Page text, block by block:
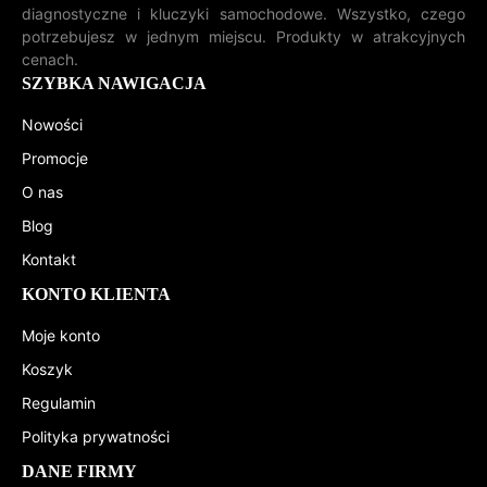
diagnostyczne i kluczyki samochodowe. Wszystko, czego
potrzebujesz w jednym miejscu. Produkty w atrakcyjnych
cenach.
SZYBKA NAWIGACJA
Nowości
Promocje
O nas
Blog
Kontakt
KONTO KLIENTA
Moje konto
Koszyk
Regulamin
Polityka prywatności
DANE FIRMY